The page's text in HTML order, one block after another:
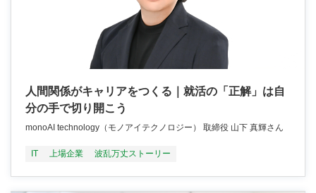
人間関係がキャリアをつくる｜就活の「正解」は自
分の手で切り開こう
monoAI technology（モノアイテクノロジー） 取締役 山下 真輝さん
IT 上場企業 波乱万丈ストーリー